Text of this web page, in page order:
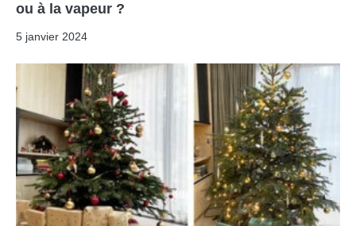
ou à la vapeur ?
5 janvier 2024